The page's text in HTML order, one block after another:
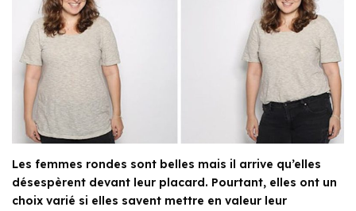
Les femmes rondes sont belles mais il arrive qu’elles
désespèrent devant leur placard. Pourtant, elles ont un
choix varié si elles savent mettre en valeur leur